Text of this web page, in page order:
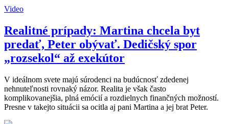
Video
Realitné prípady: Martina chcela byt
predať, Peter obývať. Dedičský spor
„rozsekol“ až exekútor
V ideálnom svete majú súrodenci na budúcnosť zdedenej
nehnuteľnosti rovnaký názor. Realita je však často
komplikovanejšia, plná emócií a rozdielnych finančných možností.
Presne v takejto situácii sa ocitla aj pani Martina a jej brat Peter.